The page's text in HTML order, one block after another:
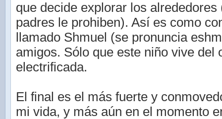
que decide explorar los alrededores
padres le prohiben). Así es como
llamado Shmuel (se pronuncia
amigos. Sólo que este niño vive del
electrificada.
El final es el más fuerte y
mi vida, y más aún en el momento